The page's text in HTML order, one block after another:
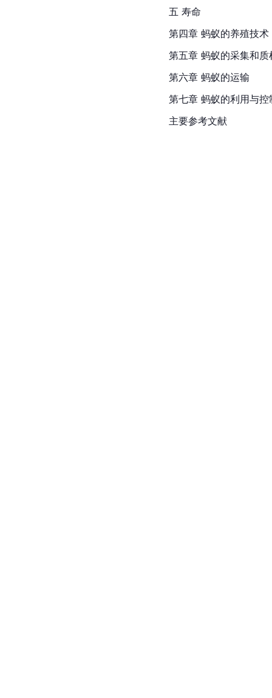
五 寿命
第四章 蚂蚁的养殖技术
第五章 蚂蚁的采集和质
第六章 蚂蚁的运输
第七章 蚂蚁的利用与控
主要参考文献